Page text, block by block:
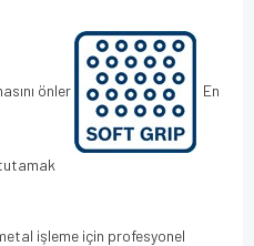
önler En
işleme için profesyonel